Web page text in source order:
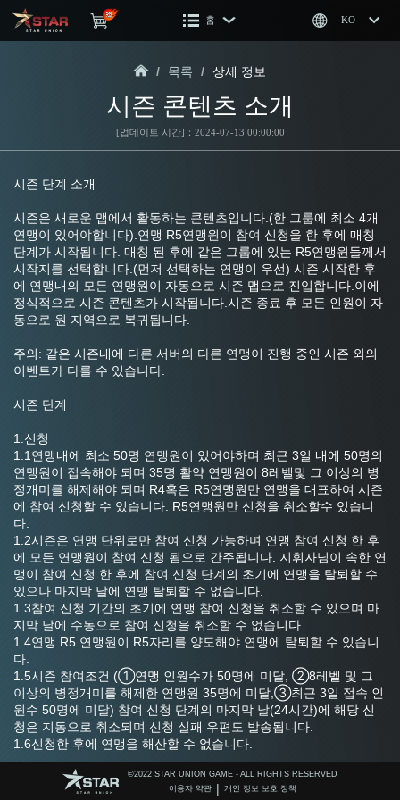
홈 KO
/ 목록 / 상세 정보
시즌 콘텐츠 소개
[업데이트 시간]：2024-07-13 00:00:00
시즌 단계 소개
시즌은 새로운 맵에서 활동하는 콘텐츠입니다.(한 그룹에 최소 4개
연맹이 있어야합니다).연맹 R5연맹원이 참여 신청을 한 후에 매칭
단계가 시작됩니다. 매칭 된 후에 같은 그룹에 있는 R5연맹원들께서
시작지를 선택합니다.(먼저 선택하는 연맹이 우선) 시즌 시작한 후
에 연맹내의 모든 연맹원이 자동으로 시즌 맵으로 진입합니다.이에
정식적으로 시즌 콘텐츠가 시작됩니다.시즌 종료 후 모든 인원이 자
동으로 원 지역으로 복귀됩니다.
주의: 같은 시즌내에 다른 서버의 다른 연맹이 진행 중인 시즌 외의
이벤트가 다를 수 있습니다.
시즌 단계
1.신청
1.1연맹내에 최소 50명 연맹원이 있어야하며 최근 3일 내에 50명의
연맹원이 접속해야 되며 35명 활약 연맹원이 8레벨및 그 이상의 병
정개미를 해제해야 되며 R4혹은 R5연맹원만 연맹을 대표하여 시즌
에 참여 신청할 수 있습니다. R5연맹원만 신청을 취소할수 있습니
다.
1.2시즌은 연맹 단위로만 참여 신청 가능하며 연맹 참여 신청 한 후
에 모든 연맹원이 참여 신청 됨으로 간주됩니다. 지휘자님이 속한 연
맹이 참여 신청 한 후에 참여 신청 단계의 초기에 연맹을 탈퇴할 수
있으나 마지막 날에 연맹 탈퇴할 수 없습니다.
1.3참여 신청 기간의 초기에 연맹 참여 신청을 취소할 수 있으며 마
지막 날에 수동으로 참여 신청을 취소할 수 없습니다.
1.4연맹 R5 연맹원이 R5자리를 양도해야 연맹에 탈퇴할 수 있습니
다.
1.5시즌 참여조건 (①연맹 인원수가 50명에 미달, ②8레벨 및 그
이상의 병정개미를 해제한 연맹원 35명에 미달,③최근 3일 접속 인
원수 50명에 미달) 참여 신청 단계의 마지막 날(24시간)에 해당 신
청은 지동으로 취소되며 신청 실패 우편도 발송됩니다.
1.6신청한 후에 연맹을 해산할 수 없습니다.
1.7참여 신청 단계의 마지막 날에 이미 성공적으로 신청 한 연맹의
연맹원이 탈퇴할 수 없으며 강퇴도 당할 수 없습니다. 대신 새로 가
입 신청한 지휘자를 받아줄 수 있습니다.
©️2022 STAR UNION GAME - ALL RIGHTS RESERVED
이용자 약관 | 개인 정보 보호 정책